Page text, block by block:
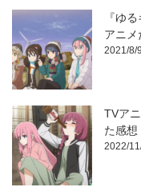
『ゆ
アニメ
2021/8/9
TVア
た感想
2022/